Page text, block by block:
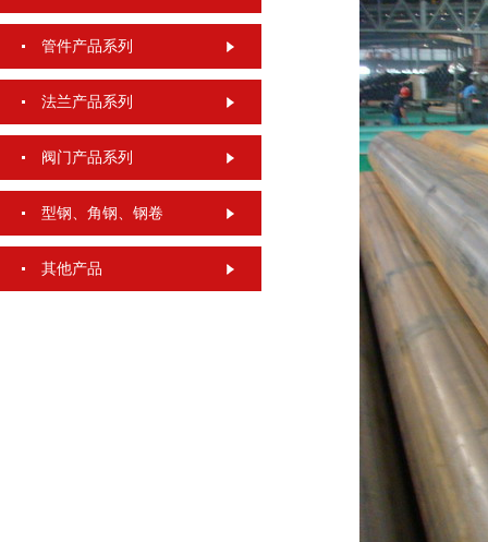
管件产品系列
法兰产品系列
阀门产品系列
型钢、角钢、钢卷
其他产品